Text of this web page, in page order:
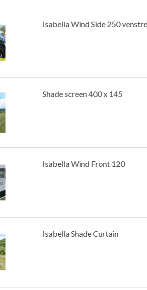
Isabella Wind Side 250 venstre
Shade screen 400 x 145
Isabella Wind Front 120
Isabella Shade Curtain